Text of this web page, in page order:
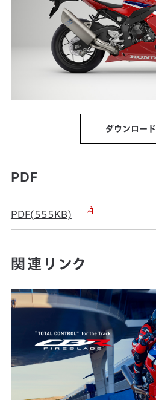
ダウンロード
PDF
PDF(555KB)
関連リンク